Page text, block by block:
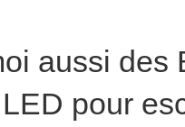
aussi des
pour